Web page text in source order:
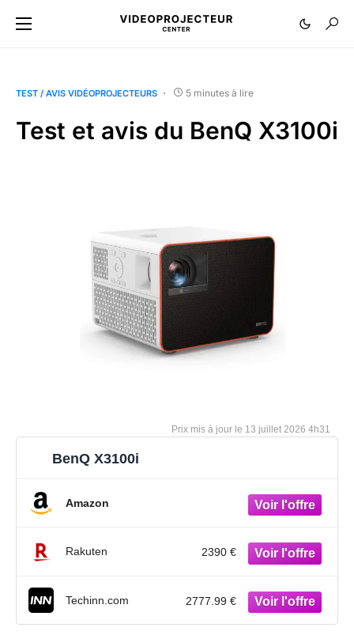
TEST / AVIS VIDÉOPROJECTEURS 5 minutes à lire
Test et avis du BenQ X3100i
13 juillet 2026 4h31
BenQ X3100i
Amazon
Rakuten 2390 €
Techinn.com 2777.99 €